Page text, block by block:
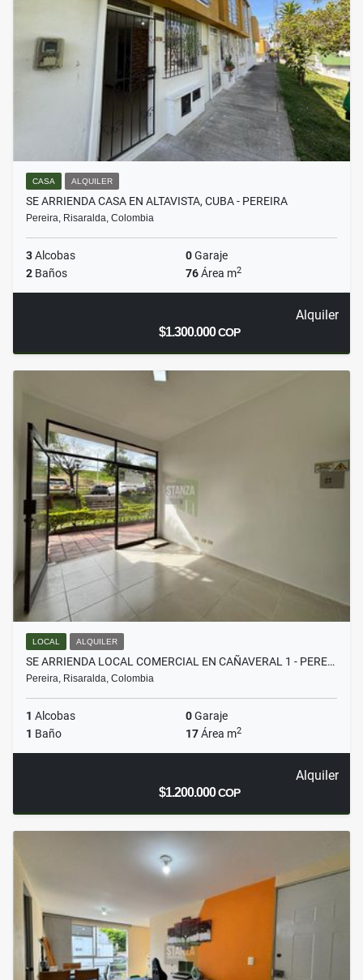
CASA ALQUILER
SE ARRIENDA CASA EN ALTAVISTA, CUBA - PEREIRA
Pereira, Risaralda, Colombia
3Alcobas 0Garaje
2 Baños 76Área m2
Alquiler
$1.300.000COP
LOCAL ALQUILER
SE ARRIENDA LOCAL COMERCIAL EN CAÑAVERAL 1 - PERE…
Pereira, Risaralda, Colombia
1 Alcobas 0Garaje
1 Baño 17Área m2
Alquiler
$1.200.000COP